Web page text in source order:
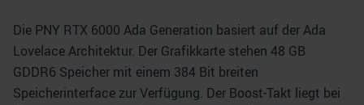
Die PNY RTX 6000 Ada Generation basiert auf der Ada
Lovelace Architektur. Der Grafikkarte stehen 48 GB
GDDR6 Speicher mit einem 384 Bit breiten
Speicherinterface zur Verfügung. Der Boost-Takt liegt bei